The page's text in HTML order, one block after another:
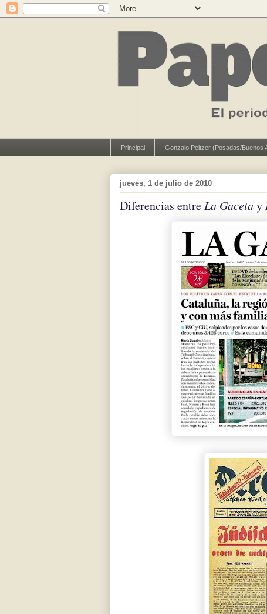
Principal Gonzalo Peltzer (Posadas/Buenos
jueves, 1 de julio de 2010
Diferencias entre La Gacetay